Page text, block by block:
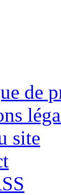
de
site